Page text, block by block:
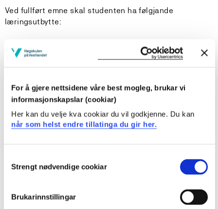
For å gjere nettsidene våre best mogleg, brukar vi
informasjonskapslar (cookiar)
Her kan du velje kva cookiar du vil godkjenne. Du kan
når som helst endre tillatinga du gir her.
Selection
Strengt nødvendige cookiar
Brukarinnstillingar
Ved fullført emne skal studenten ha følgjande
læringsutbytte:
har grunnleggande kunnskap om lydsystemet i
engelsk, ordtilfanget og språket sin grammatiske
struktur
har kunnskap om engelsk som verdsspråk og
internasjonalisering innan utdanning og arbeidsliv
har kunnskap om samfunnsliv, historie og
språklæring frå eit andrespråksperspektiv samt